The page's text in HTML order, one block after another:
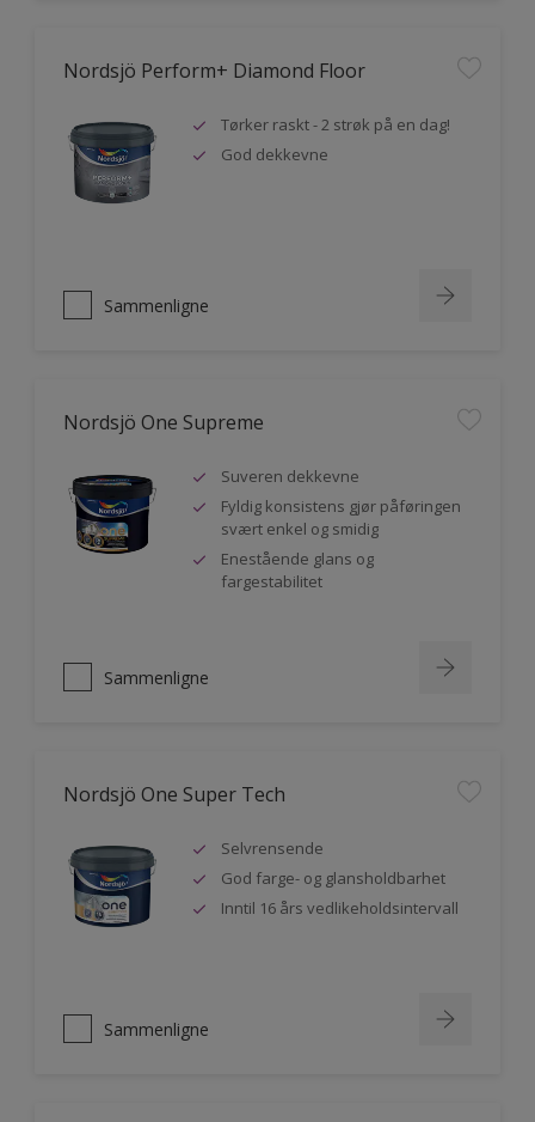
Nordsjö Perform+ Diamond Floor
Tørker raskt - 2 strøk på en dag!
God dekkevne
Sammenligne
Nordsjö One Supreme
Suveren dekkevne
Fyldig konsistens gjør påføringen
svært enkel og smidig
Enestående glans og
fargestabilitet
Sammenligne
Nordsjö One Super Tech
Selvrensende
God farge- og glansholdbarhet
Inntil 16 års vedlikeholdsintervall
Sammenligne